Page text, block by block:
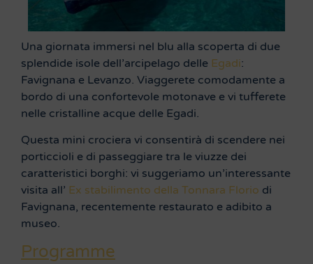
Una giornata immersi nel blu alla scoperta di due
splendide isole dell’arcipelago delle Egadi:
Favignana e Levanzo. Viaggerete comodamente a
bordo di una confortevole motonave e vi tufferete
nelle cristalline acque delle Egadi.
Questa mini crociera vi consentirà di scendere nei
porticcioli e di passeggiare tra le viuzze dei
caratteristici borghi: vi suggeriamo un’interessante
visita all’ Ex stabilimento della Tonnara Florio di
Favignana, recentemente restaurato e adibito a
museo.
Programme